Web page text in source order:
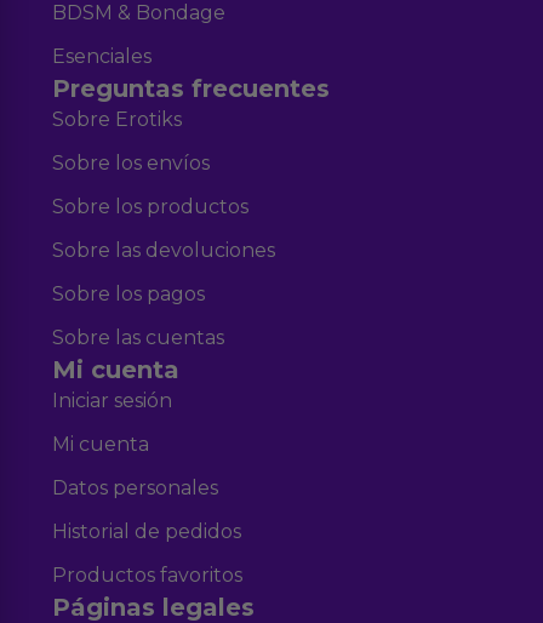
BDSM & Bondage
Esenciales
Preguntas frecuentes
Sobre Erotiks
Sobre los envíos
Sobre los productos
Sobre las devoluciones
Sobre los pagos
Sobre las cuentas
Mi cuenta
Iniciar sesión
Mi cuenta
Datos personales
Historial de pedidos
Productos favoritos
Páginas legales